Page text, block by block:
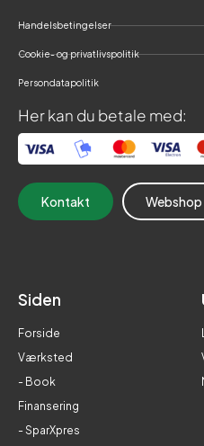
Handelsbetingelser
Cookie- og privatlivspolitik
Persondatapolitik
Her kan du betale med:
Kontakt Webshop
Siden
Forside
Værksted
- Book
Finansering
- SparXpres